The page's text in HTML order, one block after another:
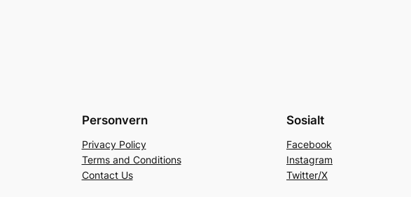
Personvern
Privacy Policy
Terms and Conditions
Contact Us
Sosialt
Facebook
Instagram
Twitter/X